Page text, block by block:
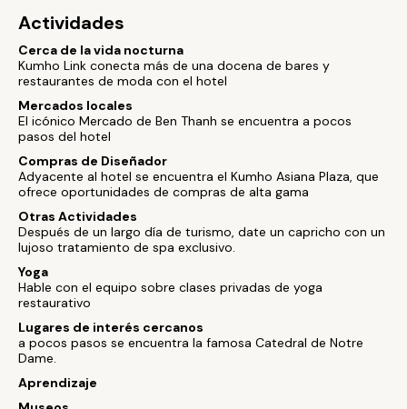
Actividades
Cerca de la vida nocturna
Kumho Link conecta más de una docena de bares y
restaurantes de moda con el hotel
Mercados locales
El icónico Mercado de Ben Thanh se encuentra a pocos
pasos del hotel
Compras de Diseñador
Adyacente al hotel se encuentra el Kumho Asiana Plaza, que
ofrece oportunidades de compras de alta gama
Otras Actividades
Después de un largo día de turismo, date un capricho con un
lujoso tratamiento de spa exclusivo.
Yoga
Hable con el equipo sobre clases privadas de yoga
restaurativo
Lugares de interés cercanos
a pocos pasos se encuentra la famosa Catedral de Notre
Dame.
Aprendizaje